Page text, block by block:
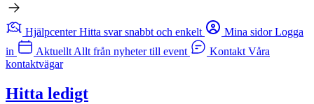
Hjälpcenter Hitta svar snabbt och enkelt Mina sidor Logga
in
AktuelltAllt från nyheter till event Kontakt Våra
kontaktvägar
Hitta ledigt